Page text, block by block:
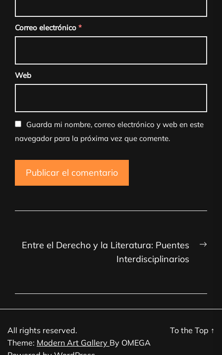
Correo electrónico *
Web
Guarda mi nombre, correo electrónico y web en este
navegador para la próxima vez que comente.
de
Entre el Derecho y la Literatura: Puentes
Interdisciplinarios
All rights reserved.
Theme: Modern Art Gallery By OMEGA
To the Top ↑